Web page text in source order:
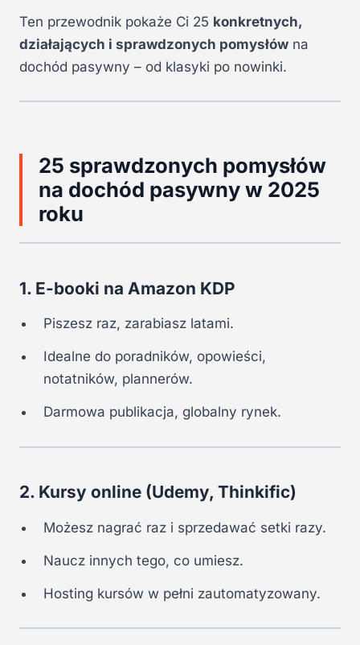
Ten przewodnik pokaże Ci 25 konkretnych,
działających i sprawdzonych pomysłów na
dochód pasywny – od klasyki po nowinki.
25 sprawdzonych pomysłów
na dochód pasywny w 2025
roku
1. E-booki na Amazon KDP
Piszesz raz, zarabiasz latami.
Idealne do poradników, opowieści,
notatników, plannerów.
Darmowa publikacja, globalny rynek.
2. Kursy online (Udemy, Thinkific)
Możesz nagrać raz i sprzedawać setki razy.
Naucz innych tego, co umiesz.
Hosting kursów w pełni zautomatyzowany.